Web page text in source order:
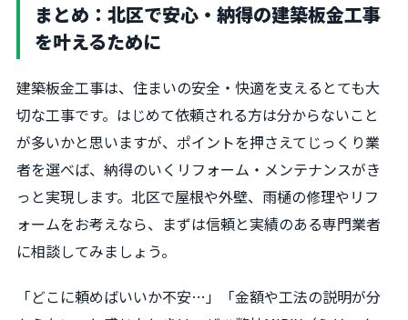
まとめ：北区で安心・納得の建築板金工事
を叶えるために
建築板金工事は、住まいの安全・快適を支えるとても大
切な工事です。はじめて依頼される方は分からないこと
が多いかと思いますが、ポイントを押さえてじっくり業
者を選べば、納得のいくリフォーム・メンテナンスがき
っと実現します。北区で屋根や外壁、雨樋の修理やリフ
ォームをお考えなら、まずは信頼と実績のある専門業者
に相談してみましょう。
「どこに頼めばいいか不安…」「金額や工法の説明が分